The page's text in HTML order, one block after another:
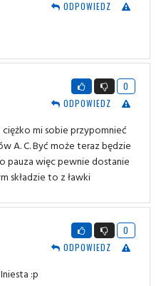
ODPOWIEDZ
0
ODPOWIEDZ
mi sobie przypomnieć
A. C. Być może teraz będzie
pauza więc pewnie dostanie
składzie to z ławki
0
ODPOWIEDZ
:p